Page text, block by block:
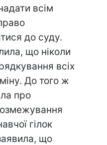
всім
до суду.
що ніколи
всіх
До того ж
про
гілок
що